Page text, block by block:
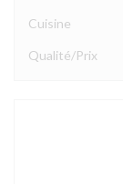
Cuisine
Qualité/Prix